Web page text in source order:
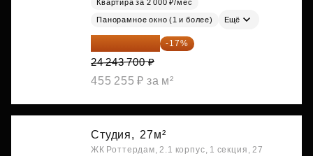
Квартира за 2 000 ₽/мес
Панорамное окно (1 и более) Ещё
20 122 271 ₽ -17%
24 243 700 ₽
455 255 ₽ за м²
Студия, 27м²
ЖК Роттердам, 2.1 корпус, 1 секция, 27